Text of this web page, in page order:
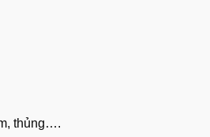
thủng….